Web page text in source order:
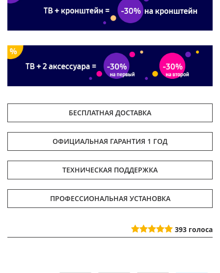
БЕСПЛАТНАЯ ДОСТАВКА
ОФИЦИАЛЬНАЯ ГАРАНТИЯ 1 ГОД
ТЕХНИЧЕСКАЯ ПОДДЕРЖКА
ПРОФЕССИОНАЛЬНАЯ УСТАНОВКА
393 голоса